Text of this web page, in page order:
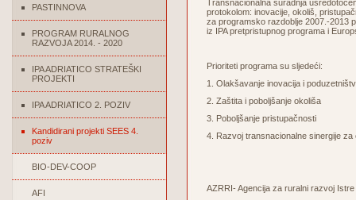
PASTINNOVA
PROGRAM RURALNOG
RAZVOJA 2014. - 2020
IPA ADRIATICO STRATEŠKI
PROJEKTI
IPA ADRIATICO 2. POZIV
Kandidirani projekti SEES 4.
poziv
BIO-DEV-COOP
AFI
Transnacionalna suradnja
protokolom: inovacije, okoliš,
za programsko razdoblje 2007.-2013
iz IPA pretpristupnog programa i
Prioriteti programa su sljedeći:
1. Olakšavanje inovacija i
2. Zaštita i poboljšanje okoliša
3. Poboljšanje pristupačnosti
4. Razvoj transnacionalne sinergije
AZRRI- Agencija za ruralni razvoj